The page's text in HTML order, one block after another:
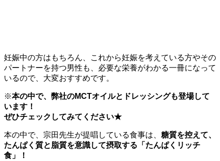
妊娠中の方はもちろん、これから妊娠を考えている方やその
パートナーを持つ男性も、必要な栄養がわかる一冊になって
いるので、大変おすすめです。
※本の中で、弊社のMCTオイルとドレッシングも登場して
います！
ぜひチェックしてみてください★
本の中で、宗田先生が提唱している食事は、 糖質を控えて、
たんぱく質と脂質を意識して摂取する「たんぱくリッチ
食」！